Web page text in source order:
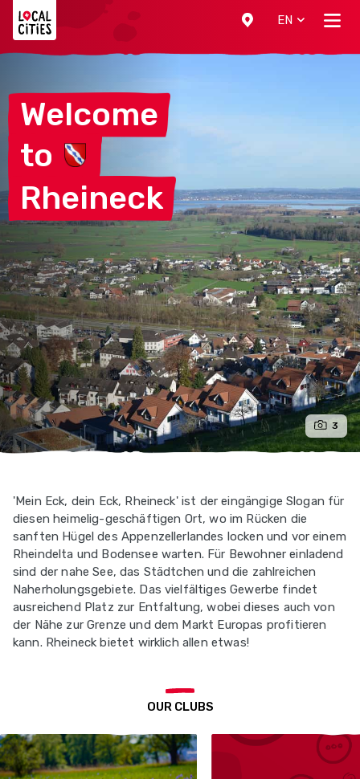
EN
Welcome
to
Rheineck
3
'Mein Eck, dein Eck, Rheineck' ist der eingängige Slogan für
diesen heimelig-geschäftigen Ort, wo im Rücken die
sanften Hügel des Appenzellerlandes locken und vor einem
Rheindelta und Bodensee warten. Für Bewohner einladend
sind der nahe See, das Städtchen und die zahlreichen
Naherholungsgebiete. Das vielfältiges Gewerbe findet
ausreichend Platz zur Entfaltung, wobei dieses auch von
der Nähe zur Grenze und dem Markt Europas profitieren
kann. Rheineck bietet wirklich allen etwas!
OUR CLUBS